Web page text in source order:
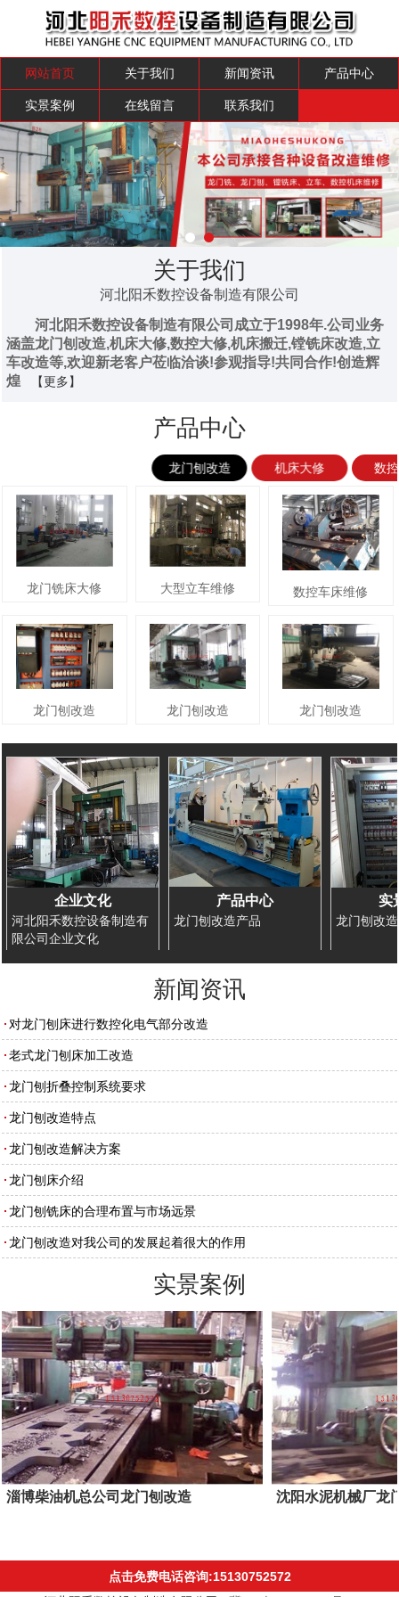
网站首页 关于我们 新闻资讯 产品中心
实景案例 在线留言 联系我们
关于我们
河北阳禾数控设备制造有限公司
河北阳禾数控设备制造有限公司成立于1998年.公司业务
涵盖龙门刨改造,机床大修,数控大修,机床搬迁,镗铣床改造,立
车改造等,欢迎新老客户莅临洽谈!参观指导!共同合作!创造辉
煌
【更多】
产品中心
龙门刨改造 机床大修 数
龙门铣床大修 大型立车维修 数控车床维修
龙门刨改造 龙门刨改造 龙门刨改造
企业文化
河北阳禾数控设备制造有
限公司企业文化
产品中心
龙门刨改造产品
实
龙门刨改
新闻资讯
对龙门刨床进行数控化电气部分改造
老式龙门刨床加工改造
龙门刨折叠控制系统要求
龙门刨改造特点
龙门刨改造解决方案
龙门刨床介绍
龙门刨铣床的合理布置与市场远景
龙门刨改造对我公司的发展起着很大的作用
实景案例
淄博柴油机总公司龙门刨改造 沈阳水泥机械厂龙
点击免费电话咨询:15130752572